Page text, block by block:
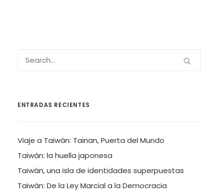
ENTRADAS RECIENTES
Viaje a Taiwán: Tainan, Puerta del Mundo
Taiwán: la huella japonesa
Taiwán, una isla de identidades superpuestas
Taiwán: De la Ley Marcial a la Democracia